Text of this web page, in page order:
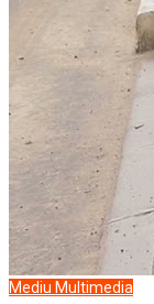
Mediu Multimedia